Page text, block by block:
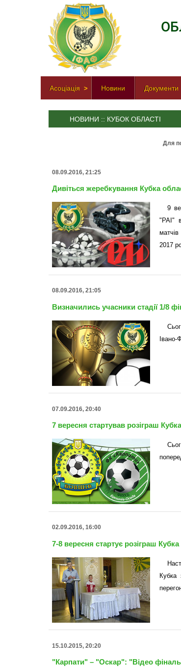
Асоціація Новини Документи
НОВИНИ :: КУБОК ОБЛАСТІ
Для
08.09.2016, 21:25
Дивіться жеребкування Кубка
9
"РАІ"
2017
08.09.2016, 21:05
Визначились учасники стадії 1/8
Івано-
07.09.2016, 20:40
7 вересня стартував розіграш
02.09.2016, 16:00
7-8 вересня стартує розіграш
Кубка
15.10.2015, 20:20
"Карпати" – "Оскар": "Відео